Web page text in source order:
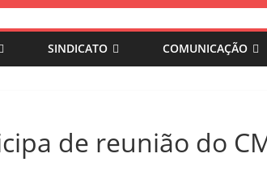
SINDICATO COMUNICAÇÃO
de reunião do